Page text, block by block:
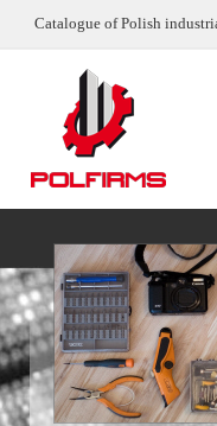
Catalogue of Polish